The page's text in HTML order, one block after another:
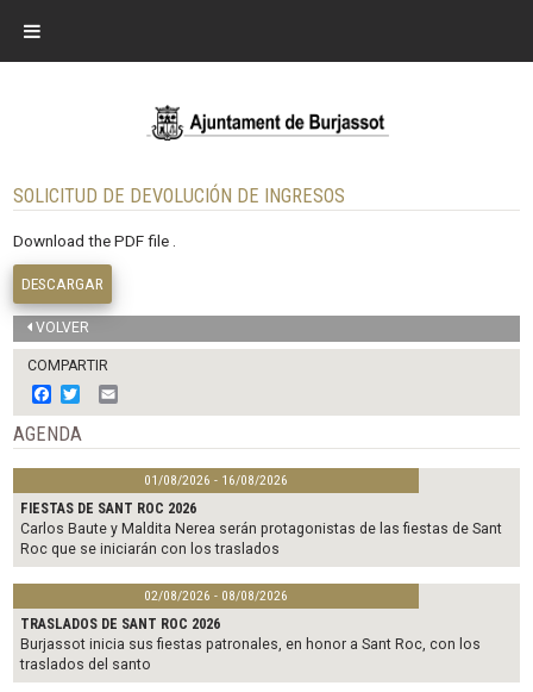
SOLICITUD DE DEVOLUCIÓN DE INGRESOS
Download the PDF file .
DESCARGAR
VOLVER
COMPARTIR
F
a
c
e
b
o
o
k
w
i
t
t
e
r
m
i
l
AGENDA
01/08/2026 - 16/08/2026
FIESTAS DE SANT ROC 2026
Carlos Baute y Maldita Nerea serán protagonistas de las fiestas de Sant
Roc que se iniciarán con los traslados
02/08/2026 - 08/08/2026
TRASLADOS DE SANT ROC 2026
Burjassot inicia sus fiestas patronales, en honor a Sant Roc, con los
traslados del santo